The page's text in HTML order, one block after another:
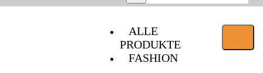
ALLE
PRODUKTE
FASHION